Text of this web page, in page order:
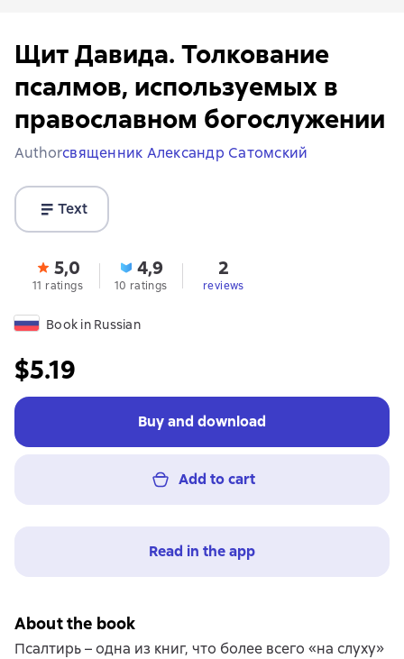
Щит Давида. Толкование
псалмов, используемых в
православном богослужении
Authorсвященник Александр Сатомский
Text
5,0
11 ratings
4,9
10 ratings
2
reviews
Book in Russian
$5.19
Buy and download
Add to cart
Read in the app
About the book
Псалтирь – одна из книг, что более всего «на слуху»